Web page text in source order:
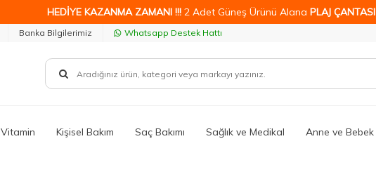
HEDİYE KAZANMA ZAMANI !!! 2 Adet Güneş Ürünü Alana PLAJ ÇANTASI
Banka Bilgilerimiz Whatsapp Destek Hattı
Vitamin Kişisel Bakım Saç Bakımı Sağlık ve Medikal Anne ve Bebek